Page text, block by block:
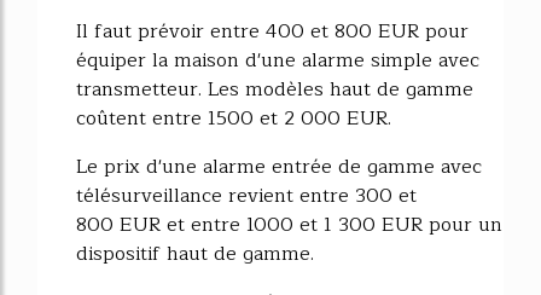
Il faut prévoir entre 400 et 800 EUR pour
équiper la maison d'une alarme simple avec
transmetteur. Les modèles haut de gamme
coûtent entre 1500 et 2 000 EUR.
Le prix d'une alarme entrée de gamme avec
télésurveillance revient entre 300 et
800 EUR et entre 1000 et 1 300 EUR pour un
dispositif haut de gamme.